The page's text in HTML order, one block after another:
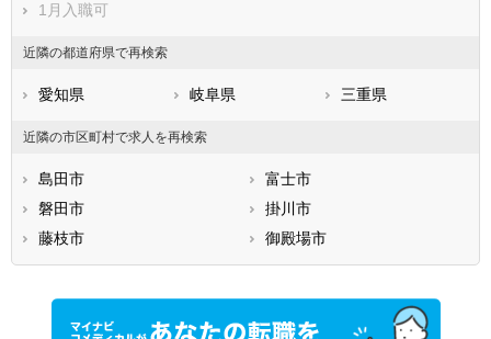
1月入職可
近隣の都道府県で再検索
愛知県 岐阜県 三重県
近隣の市区町村で求人を再検索
島田市
富士市
磐田市
掛川市
藤枝市
御殿場市